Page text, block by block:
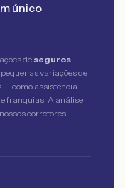
único
de seguros
variações de
— como assistência
franquias. A análise
corretores